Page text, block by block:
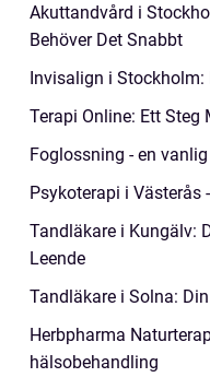
Akuttandvård i
Behöver Det Snabbt
Invisalign i Stockholm:
Terapi Online: Ett
Foglossning - en
Psykoterapi i Västerås
Tandläkare i Kungälv:
Leende
Tandläkare i Solna:
Herbpharma
hälsobehandling